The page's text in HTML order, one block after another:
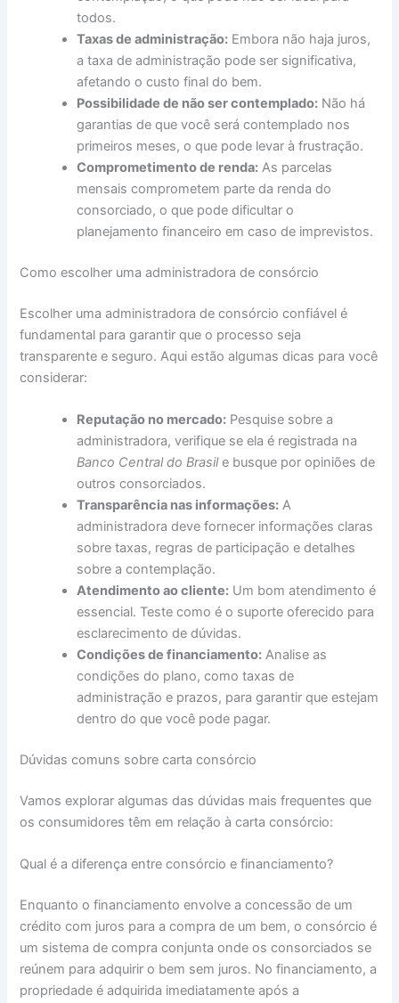
todos.
Taxas de administração: Embora não haja juros,
a taxa de administração pode ser significativa,
afetando o custo final do bem.
Possibilidade de não ser contemplado: Não há
garantias de que você será contemplado nos
primeiros meses, o que pode levar à frustração.
Comprometimento de renda: As parcelas
mensais comprometem parte da renda do
consorciado, o que pode dificultar o
planejamento financeiro em caso de imprevistos.
Como escolher uma administradora de consórcio
Escolher uma administradora de consórcio confiável é
fundamental para garantir que o processo seja
transparente e seguro. Aqui estão algumas dicas para você
considerar:
Reputação no mercado: Pesquise sobre a
administradora, verifique se ela é registrada na
Banco Central do Brasile busque por opiniões de
outros consorciados.
Transparência nas informações: A
administradora deve fornecer informações claras
sobre taxas, regras de participação e detalhes
sobre a contemplação.
Atendimento ao cliente: Um bom atendimento é
essencial. Teste como é o suporte oferecido para
esclarecimento de dúvidas.
Condições de financiamento: Analise as
condições do plano, como taxas de
administração e prazos, para garantir que estejam
dentro do que você pode pagar.
Dúvidas comuns sobre carta consórcio
Vamos explorar algumas das dúvidas mais frequentes que
os consumidores têm em relação à carta consórcio:
Qual é a diferença entre consórcio e financiamento?
Enquanto o financiamento envolve a concessão de um
crédito com juros para a compra de um bem, o consórcio é
um sistema de compra conjunta onde os consorciados se
reúnem para adquirir o bem sem juros. No financiamento, a
propriedade é adquirida imediatamente após a